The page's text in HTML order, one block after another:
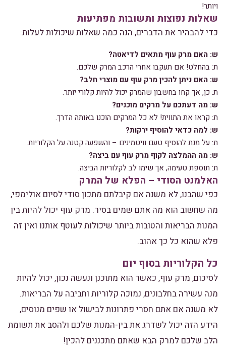
ויותר!
שאלות נפוצות ותשובות מפתיעות
כדי להבהיר את הדברים, הנה כמה שאלות שיכולות לעלות:
ש: האם מרק עוף מתאים לדיאטה?
ת: בהחלט! אם תעקבו אחרי הרכב המרק שלכם.
ש: האם ניתן להכין מרק עוף עם מוצרי חלב?
ת: כן, אך קחו בחשבון שהמרק יכול להיות קלורי יותר.
ש: מה דעתכם על מרקים מוכנים?
ת: קראו את התווית! לא כל המרקים הוכנו באותה הדרך.
ש: למה כדאי להוסיף ירקות?
ת: על מנת להוסיף טעם וויטמינים – והשפעה קטנה על הקלוריות.
ש: מה ההמלצה לקוף מרק עוף עם ביצה?
ת: תוספת טעימה, אך שימו לב לקלוריות הביצה.
האלמנט הסודי – הפלא של המרק
כפי שהבנו, לא משנה אם קיבלתם מתכון סודי לסיום אולימפי,
מה שחשוב הוא מה אתם שמים בסיר. מרק עוף יכול להיות בין
המנות הבריאות והטובות ביותר שיכולות לעוטף אותנו ואין זה
פלא שהוא כל כך אהוב.
כל הקלוריות בסוף יום
לסיכום, מרק עוף, כאשר הוא מתוכנן ונעשה נכון, יכול להיות
מנה עשירה בחלבונים, נמוכה קלוריות וחביבה על הבריאות.
לא משנה אם אתם חסרי פתרונות לבישול או שפים מנוסים,
הידע הזה יכול לשדרג את בין-המנות שלכם ולהסב את תשומת
הלב שלכם למרק הבא שאתם מתכננים להכין!